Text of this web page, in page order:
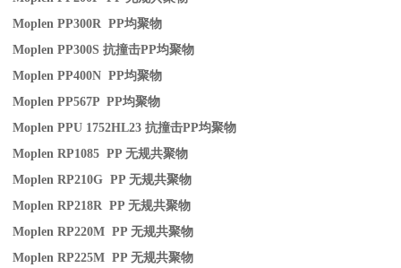
Moplen PP300R PP均聚物
Moplen PP300S抗撞击PP均聚物
Moplen PP400N PP均聚物
Moplen PP567P PP均聚物
Moplen PPU 1752HL23抗撞击PP均聚物
Moplen RP1085 PP无规共聚物
Moplen RP210G PP无规共聚物
Moplen RP218R PP无规共聚物
Moplen RP220M PP无规共聚物
Moplen RP225M PP无规共聚物